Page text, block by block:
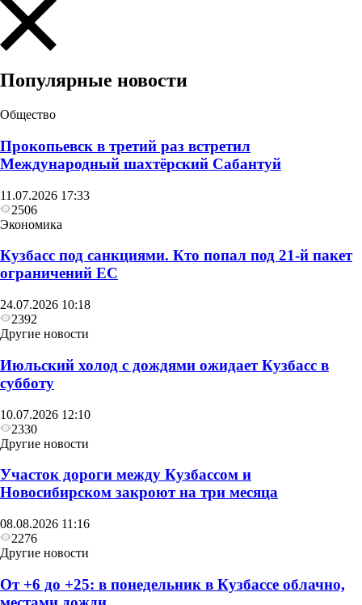
Другие новости
В воскресенье в Кузбассе сначала похолодает до
+6, а затем потеплеет до +27
Популярные новости
Общество
Прокопьевск в третий раз встретил
Международный шахтёрский Сабантуй
11.07.2026 17:33
2506
Экономика
Кузбасс под санкциями. Кто попал под 21‑й пакет
ограничений ЕС
24.07.2026 10:18
2392
Другие новости
Июльский холод с дождями ожидает Кузбасс в
субботу
10.07.2026 12:10
2330
Другие новости
Участок дороги между Кузбассом и
Новосибирском закроют на три месяца
08.08.2026 11:16
2276
Другие новости
От +6 до +25: в понедельник в Кузбассе облачно,